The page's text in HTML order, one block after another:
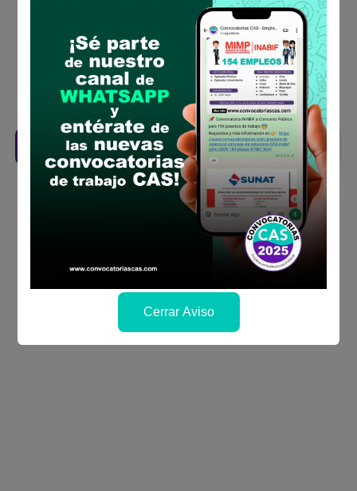
Prepara tu documentación y presentalo en
la fechas y por los medios que indica las
bases
Revisar el cronograma para conocer cuando
se publicará los resultados
Descarga aquí las Bases
Cerrar Aviso